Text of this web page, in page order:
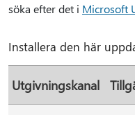
söka efter det i Microsoft
Installera den här
Utgivningskanal